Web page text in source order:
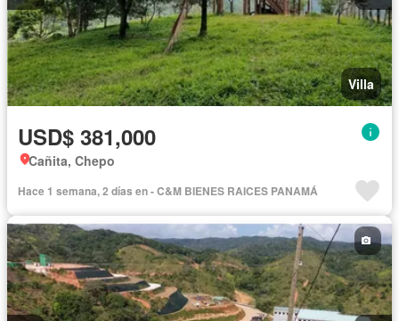
Villa
USD$ 381,000
Cañita, Chepo
Hace 1 semana, 2 días en - C&M BIENES RAICES PANAMÁ